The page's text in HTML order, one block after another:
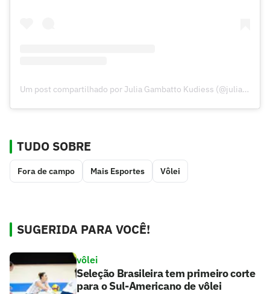
Um post compartilhado por Julia Gambatto Kudiess (@juliakudiess)
TUDO SOBRE
Fora de campo Mais Esportes Vôlei
SUGERIDA PARA VOCÊ!
vôlei
Seleção Brasileira tem primeiro corte
para o Sul-Americano de vôlei